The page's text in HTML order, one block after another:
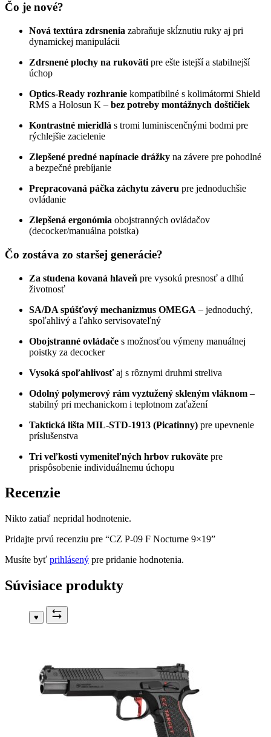
Čo je nové?
Nová textúra zdrsnenia zabraňuje skĺznutiu ruky aj pri
dynamickej manipulácii
Zdrsnené plochy na rukoväti pre ešte istejší a stabilnejší
úchop
Optics-Ready rozhranie kompatibilné s kolimátormi Shield
RMS a Holosun K – bez potreby montážnych doštičiek
Kontrastné mieridlá s tromi luminiscenčnými bodmi pre
rýchlejšie zacielenie
Zlepšené predné napínacie drážky na závere pre pohodlné
a bezpečné prebíjanie
Prepracovaná páčka záchytu záveru pre jednoduchšie
ovládanie
Zlepšená ergonómia obojstranných ovládačov
(decocker/manuálna poistka)
Čo zostáva zo staršej generácie?
Za studena kovaná hlaveň pre vysokú presnosť a dlhú
životnosť
SA/DA spúšťový mechanizmus OMEGA – jednoduchý,
spoľahlivý a ľahko servisovateľný
Obojstranné ovládače s možnosťou výmeny manuálnej
poistky za decocker
Vysoká spoľahlivosťaj s rôznymi druhmi streliva
Odolný polymerový rám vyztužený skleným vláknom –
stabilný pri mechanickom i teplotnom zaťažení
Taktická lišta MIL-STD-1913 (Picatinny) pre upevnenie
príslušenstva
Tri veľkosti vymeniteľných hrbov rukoväte pre
prispôsobenie individuálnemu úchopu
Recenzie
Nikto zatiaľ nepridal hodnotenie.
Pridajte prvú recenziu pre “CZ P-09 F Nocturne 9×19”
Musíte byť prihlásený pre pridanie hodnotenia.
Súvisiace produkty
♥